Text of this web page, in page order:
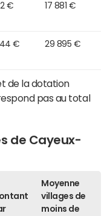
€ 17 881 €
€ 29 895 €
de la dotation
pas au total
de Cayeux-
Moyenne
villages de
moins de